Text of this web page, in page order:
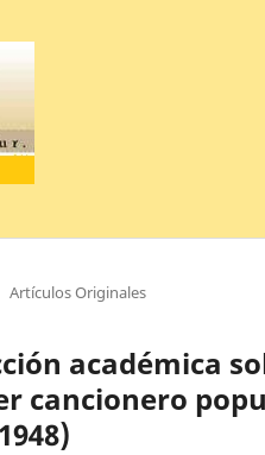
Artículos Originales
académica
cancionero